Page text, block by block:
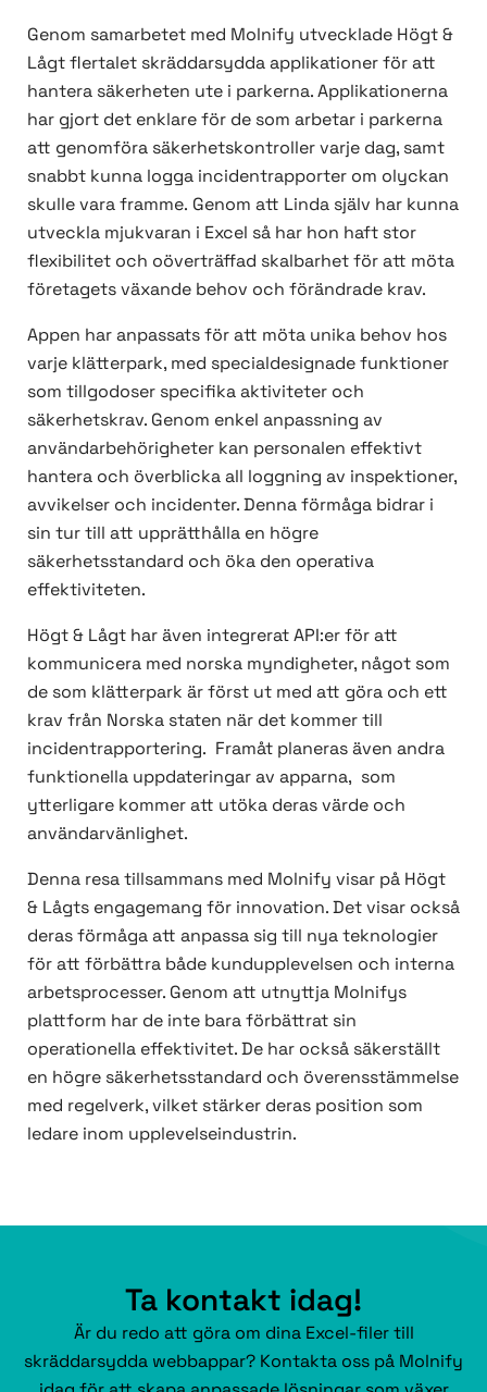
Genom samarbetet med Molnify utvecklade Högt &
Lågt flertalet skräddarsydda applikationer för att
hantera säkerheten ute i parkerna. Applikationerna
har gjort det enklare för de som arbetar i parkerna
att genomföra säkerhetskontroller varje dag, samt
snabbt kunna logga incidentrapporter om olyckan
skulle vara framme. Genom att Linda själv har kunna
utveckla mjukvaran i Excel så har hon haft stor
flexibilitet och oöverträffad skalbarhet för att möta
företagets växande behov och förändrade krav.
Appen har anpassats för att möta unika behov hos
varje klätterpark, med specialdesignade funktioner
som tillgodoser specifika aktiviteter och
säkerhetskrav. Genom enkel anpassning av
användarbehörigheter kan personalen effektivt
hantera och överblicka all loggning av inspektioner,
avvikelser och incidenter. Denna förmåga bidrar i
sin tur till att upprätthålla en högre
säkerhetsstandard och öka den operativa
effektiviteten.
Högt & Lågt har även integrerat API:er för att
kommunicera med norska myndigheter, något som
de som klätterpark är först ut med att göra och ett
krav från Norska staten när det kommer till
incidentrapportering. Framåt planeras även andra
funktionella uppdateringar av apparna, som
ytterligare kommer att utöka deras värde och
användarvänlighet.
Denna resa tillsammans med Molnify visar på Högt
& Lågts engagemang för innovation. Det visar också
deras förmåga att anpassa sig till nya teknologier
för att förbättra både kundupplevelsen och interna
arbetsprocesser. Genom att utnyttja Molnifys
plattform har de inte bara förbättrat sin
operationella effektivitet. De har också säkerställt
en högre säkerhetsstandard och överensstämmelse
med regelverk, vilket stärker deras position som
ledare inom upplevelseindustrin.
Ta kontakt idag!
Är du redo att göra om dina Excel-filer till
skräddarsydda webbappar? Kontakta oss på Molnify